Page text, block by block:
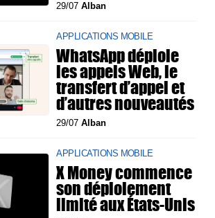
29/07Alban
APPLICATIONS MOBILE
WhatsApp déploie
les appels Web, le
transfert d’appel et
d’autres nouveautés
29/07Alban
APPLICATIONS MOBILE
X Money commence
son déploiement
limité aux États-Unis